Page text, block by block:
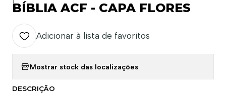
BÍBLIA ACF - CAPA FLORES
Adicionar à lista de favoritos
Mostrar stock das localizações
DESCRIÇÃO